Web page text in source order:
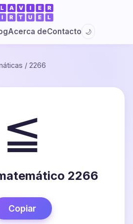
Acerca deContacto 🌙
/ 2266
≦
2266
Copiar